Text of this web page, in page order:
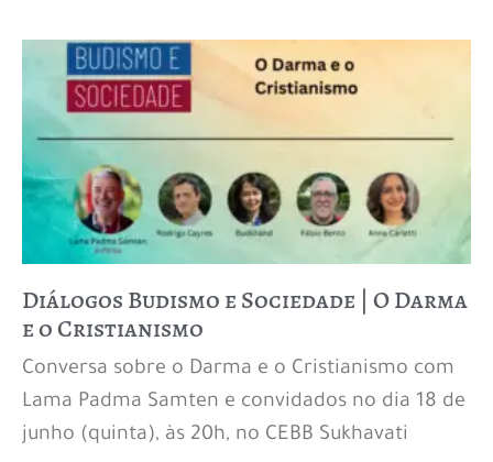
Diálogos Budismo e Sociedade | O Darma
e o Cristianismo
Conversa sobre o Darma e o Cristianismo com
Lama Padma Samten e convidados no dia 18 de
junho (quinta), às 20h, no CEBB Sukhavati